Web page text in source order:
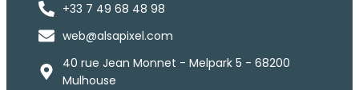
+33 7 49 68 48 98
web@alsapixel.com
40 rue Jean Monnet - Melpark 5 - 68200
Mulhouse